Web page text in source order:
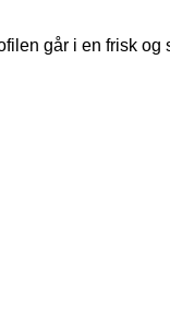
går i en frisk